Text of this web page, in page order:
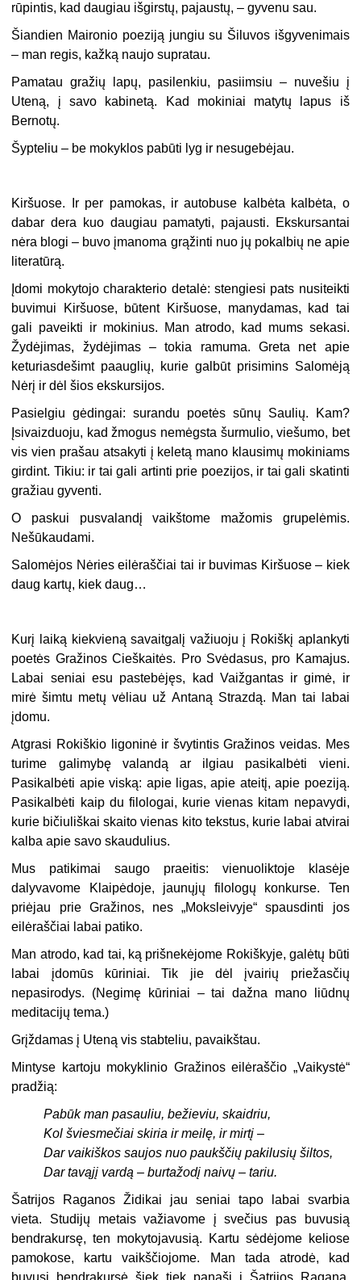
rūpintis, kad daugiau išgirstų, pajaustų, – gyvenu sau.
Šiandien Maironio poeziją jungiu su Šiluvos išgyvenimais
– man regis, kažką naujo supratau.
Pamatau gražių lapų, pasilenkiu, pasiimsiu – nuvešiu į
Uteną, į savo kabinetą. Kad mokiniai matytų lapus iš
Bernotų.
Šypteliu – be mokyklos pabūti lyg ir nesugebėjau.
Kiršuose. Ir per pamokas, ir autobuse kalbėta kalbėta, o
dabar dera kuo daugiau pamatyti, pajausti. Ekskursantai
nėra blogi – buvo įmanoma grąžinti nuo jų pokalbių ne apie
literatūrą.
Įdomi mokytojo charakterio detalė: stengiesi pats nusiteikti
buvimui Kiršuose, būtent Kiršuose, manydamas, kad tai
gali paveikti ir mokinius. Man atrodo, kad mums sekasi.
Žydėjimas, žydėjimas – tokia ramuma. Greta net apie
keturiasdešimt paauglių, kurie galbūt prisimins Salomėją
Nėrį ir dėl šios ekskursijos.
Pasielgiu gėdingai: surandu poetės sūnų Saulių. Kam?
Įsivaizduoju, kad žmogus nemėgsta šurmulio, viešumo, bet
vis vien prašau atsakyti į keletą mano klausimų mokiniams
girdint. Tikiu: ir tai gali artinti prie poezijos, ir tai gali skatinti
gražiau gyventi.
O paskui pusvalandį vaikštome mažomis grupelėmis.
Nešūkaudami.
Salomėjos Nėries eilėraščiai tai ir buvimas Kiršuose – kiek
daug kartų, kiek daug…
Kurį laiką kiekvieną savaitgalį važiuoju į Rokiškį aplankyti
poetės Gražinos Cieškaitės. Pro Svėdasus, pro Kamajus.
Labai seniai esu pastebėjęs, kad Vaižgantas ir gimė, ir
mirė šimtu metų vėliau už Antaną Strazdą. Man tai labai
įdomu.
Atgrasi Rokiškio ligoninė ir švytintis Gražinos veidas. Mes
turime galimybę valandą ar ilgiau pasikalbėti vieni.
Pasikalbėti apie viską: apie ligas, apie ateitį, apie poeziją.
Pasikalbėti kaip du filologai, kurie vienas kitam nepavydi,
kurie bičiuliškai skaito vienas kito tekstus, kurie labai atvirai
kalba apie savo skaudulius.
Mus patikimai saugo praeitis: vienuoliktoje klasėje
dalyvavome Klaipėdoje, jaunųjų filologų konkurse. Ten
priėjau prie Gražinos, nes „Moksleivyje“ spausdinti jos
eilėraščiai labai patiko.
Man atrodo, kad tai, ką prišnekėjome Rokiškyje, galėtų būti
labai įdomūs kūriniai. Tik jie dėl įvairių priežasčių
nepasirodys. (Negimę kūriniai – tai dažna mano liūdnų
meditacijų tema.)
Grįždamas į Uteną vis stabteliu, pavaikštau.
Mintyse kartoju mokyklinio Gražinos eilėraščio „Vaikystė“
pradžią:
Pabūk man pasauliu, bežieviu, skaidriu,
Kol šviesmečiai skiria ir meilę, ir mirtį –
Dar vaikiškos saujos nuo paukščių pakilusių šiltos,
Dar tavąjį vardą – burtažodį naivų – tariu.
Šatrijos Raganos Židikai jau seniai tapo labai svarbia
vieta. Studijų metais važiavome į svečius pas buvusią
bendrakursę, ten mokytojavusią. Kartu sėdėjome keliose
pamokose, kartu vaikščiojome. Man tada atrodė, kad